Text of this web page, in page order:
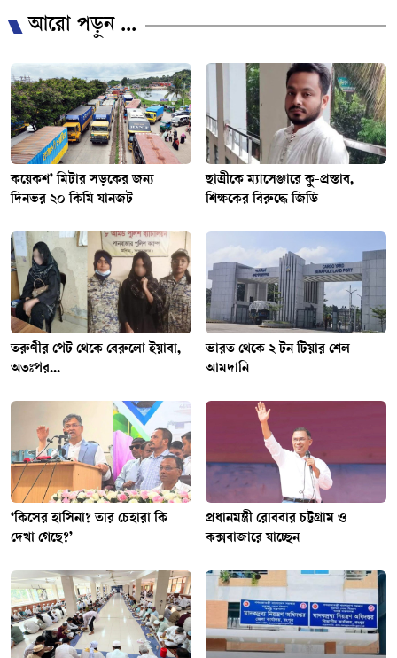
আরো পড়ুন ...
কয়েকশ’ মিটার সড়কের জন্য
দিনভর ২০ কিমি যানজট
ছাত্রীকে ম্যাসেঞ্জারে কু-প্রস্তাব,
শিক্ষকের বিরুদ্ধে জিডি
তরুণীর পেট থেকে বেরুলো ইয়াবা,
অতঃপর...
ভারত থেকে ২ টন টিয়ার শেল
আমদানি
‘কিসের হাসিনা? তার চেহারা কি
দেখা গেছে?’
প্রধানমন্ত্রী রোববার চট্টগ্রাম ও
কক্সবাজারে যাচ্ছেন